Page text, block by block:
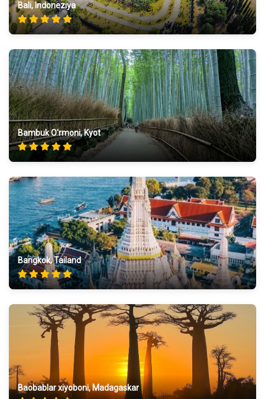
Bali, Indoneziya
Bambuk O'rmoni, Kyot
Bangkok, Tailand
Baobablar xiyoboni, Madagaskar